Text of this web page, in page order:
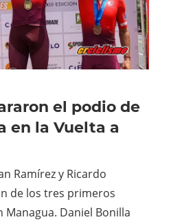
el podio de
en la Vuelta a
Ramírez y Ricardo
de los tres primeros
Daniel Bonilla